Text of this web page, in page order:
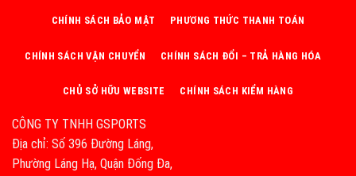
CÔNG TY TNHH GSPORTS
Địa chỉ: Số 396 Đường Láng,
Phường Láng Hạ, Quận Đống Đa,
CHÍNH SÁCH BẢO MẬT PHƯƠNG THỨC THANH TOÁN
CHÍNH SÁCH VẬN CHUYỂN CHÍNH SÁCH ĐỔI – TRẢ HÀNG HÓA
CHỦ SỞ HỮU WEBSITE CHÍNH SÁCH KIỂM HÀNG